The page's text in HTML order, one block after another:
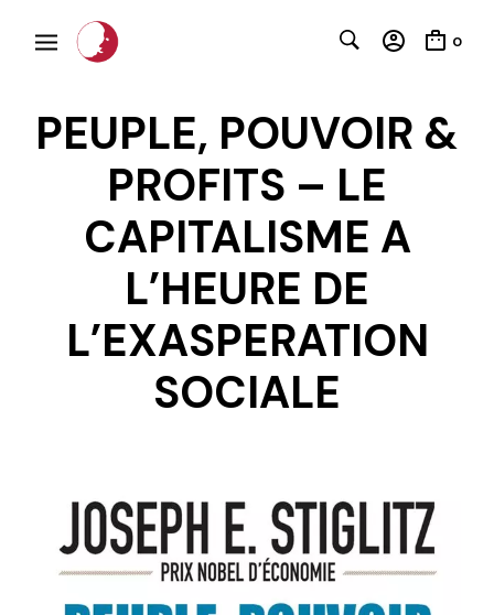
0
PEUPLE, POUVOIR &
PROFITS – LE
CAPITALISME A
L’HEURE DE
L’EXASPERATION
SOCIALE